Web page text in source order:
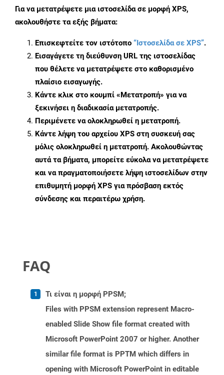
Για να μετατρέψετε μια ιστοσελίδα σε μορφή XPS,
ακολουθήστε τα εξής βήματα:
Επισκεφτείτε τον ιστότοπο “Ιστοσελίδα σε XPS”.
Εισαγάγετε τη διεύθυνση URL της ιστοσελίδας
που θέλετε να μετατρέψετε στο καθορισμένο
πλαίσιο εισαγωγής.
Κάντε κλικ στο κουμπί «Μετατροπή» για να
ξεκινήσει η διαδικασία μετατροπής.
Περιμένετε να ολοκληρωθεί η μετατροπή.
Κάντε λήψη του αρχείου XPS στη συσκευή σας
μόλις ολοκληρωθεί η μετατροπή. Ακολουθώντας
αυτά τα βήματα, μπορείτε εύκολα να μετατρέψετε
και να πραγματοποιήσετε λήψη ιστοσελίδων στην
επιθυμητή μορφή XPS για πρόσβαση εκτός
σύνδεσης και περαιτέρω χρήση.
FAQ
Τι είναι η μορφή PPSM;
Files with PPSM extension represent Macro-
enabled Slide Show file format created with
Microsoft PowerPoint 2007 or higher. Another
similar file format is PPTM which differs in
opening with Microsoft PowerPoint in editable